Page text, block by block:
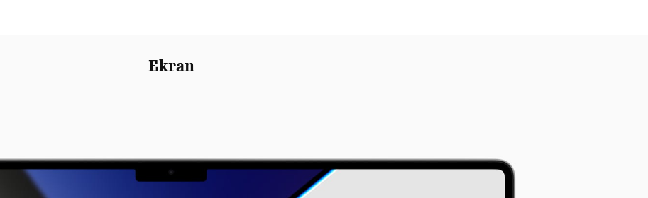
Ekran